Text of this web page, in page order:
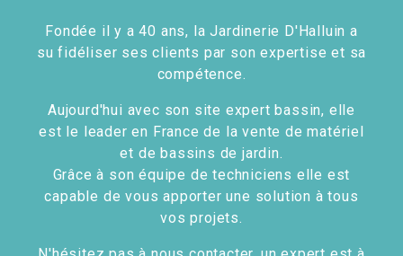
Fondée il y a 40 ans, la Jardinerie D'Halluin a
su fidéliser ses clients par son expertise et sa
compétence.
Aujourd'hui avec son site expert bassin, elle
est le leader en France de la vente de matériel
et de bassins de jardin.
Grâce à son équipe de techniciens elle est
capable de vous apporter une solution à tous
vos projets.